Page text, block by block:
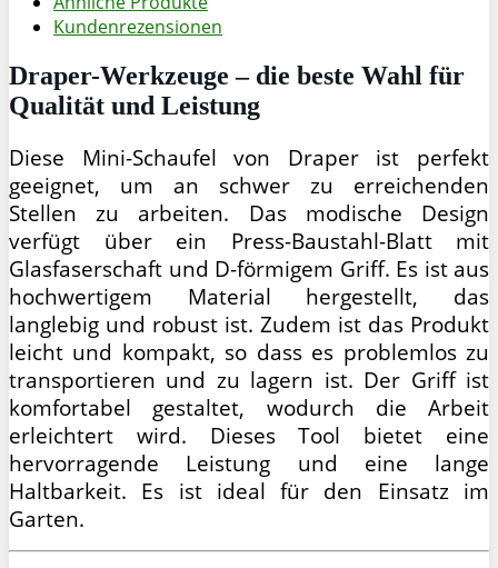
Kundenrezensionen
Draper-Werkzeuge – die beste Wahl für
Qualität und Leistung
Diese Mini-Schaufel von Draper ist perfekt
geeignet, um an schwer zu erreichenden
Stellen zu arbeiten. Das modische Design
verfügt über ein Press-Baustahl-Blatt mit
Glasfaserschaft und D-förmigem Griff. Es ist aus
hochwertigem Material hergestellt, das
langlebig und robust ist. Zudem ist das Produkt
leicht und kompakt, so dass es problemlos zu
transportieren und zu lagern ist. Der Griff ist
komfortabel gestaltet, wodurch die Arbeit
erleichtert wird. Dieses Tool bietet eine
hervorragende Leistung und eine lange
Haltbarkeit. Es ist ideal für den Einsatz im
Garten.